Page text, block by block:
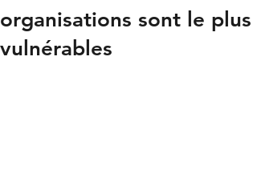
organisations sont le plus
vulnérables